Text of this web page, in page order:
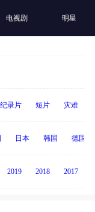
电视剧 明星
纪录片 短片 灾难
日本 韩国 德国
2019 2018 2017